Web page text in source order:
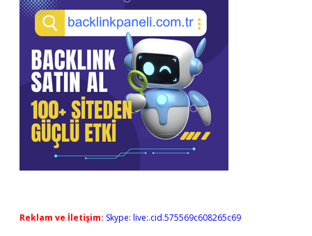
Reklam ve İletişim: Skype: live:.cid.575569c608265c69